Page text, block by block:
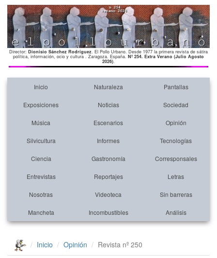
Director: Dionisio Sánchez Rodríguez. El Pollo Urbano. Desde 1977 la primera revista de sátira
política, información, ocio y cultura . Zaragoza. España. Nº 254. Extra Verano (Julio Agosto
2026).
Inicio Naturaleza Pantallas
Exposiciones Noticias Sociedad
Música Escenarios Opinión
Silvicultura Informes Tecnologías
Ciencia Gastronomía Corresponsales
Entrevistas Reportajes Letras
Nosotras Videoteca Sin barreras
Mancheta Incombustibles Análisis
Inicio Opinión Revista nº 250